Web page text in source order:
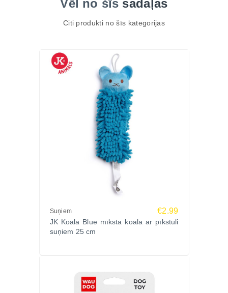
Vēl no šīs sadaļas
Citi produkti no šīs kategorijas
Suņiem €2.99
JK Koala Blue mīksta koala ar pīkstuli
suņiem 25 cm